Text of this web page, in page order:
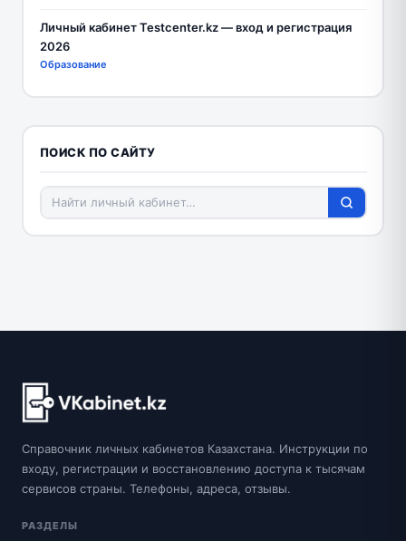
Личный кабинет Testcenter.kz — вход и регистрация
2026
Образование
ПОИСК ПО САЙТУ
Справочник личных кабинетов Казахстана. Инструкции по
входу, регистрации и восстановлению доступа к тысячам
сервисов страны. Телефоны, адреса, отзывы.
РАЗДЕЛЫ